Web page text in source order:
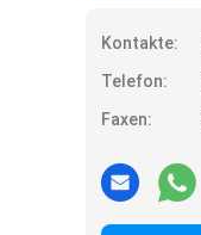
Kontakte:
Telefon:
Faxen: